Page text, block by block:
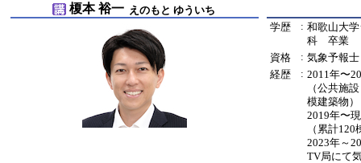
榎本 裕一 えのもと ゆういち
学歴
: 和歌山大
科 卒業
資格
: 気象予報
経歴
: 2011年〜
（公共施
模建築物）
2019年〜
（累計
2023年～
TV局にて